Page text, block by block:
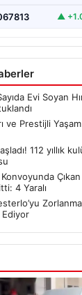
▲
Evi Soyan
ve Prestijli Yaşam
112 yıllık
Çıkan
4 Yaralı